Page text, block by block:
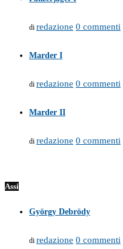
di redazione 0 commenti
Marder I
di redazione 0 commenti
Marder II
di redazione 0 commenti
Assi
György Debrödy
di redazione 0 commenti